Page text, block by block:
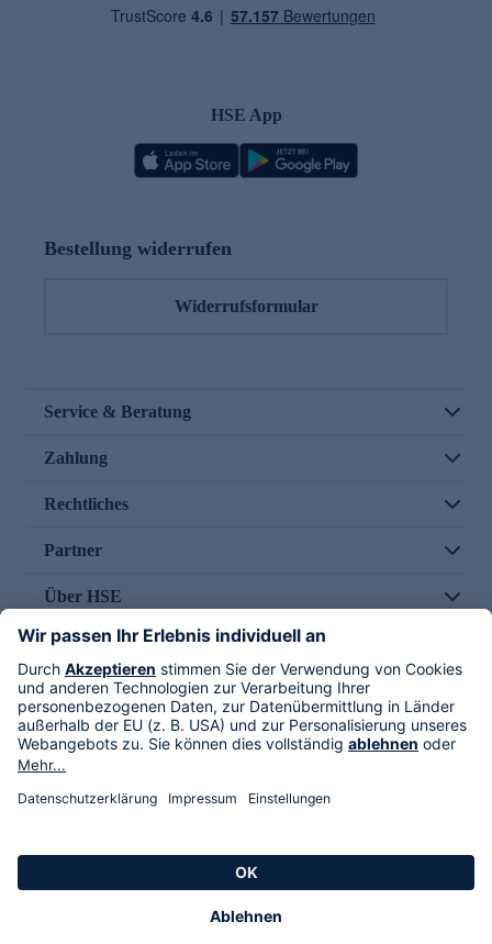
HSE App
Bestellung widerrufen
Widerrufsformular
Service & Beratung
Zahlung
Rechtliches
Partner
Über HSE
Im TV
HSE International